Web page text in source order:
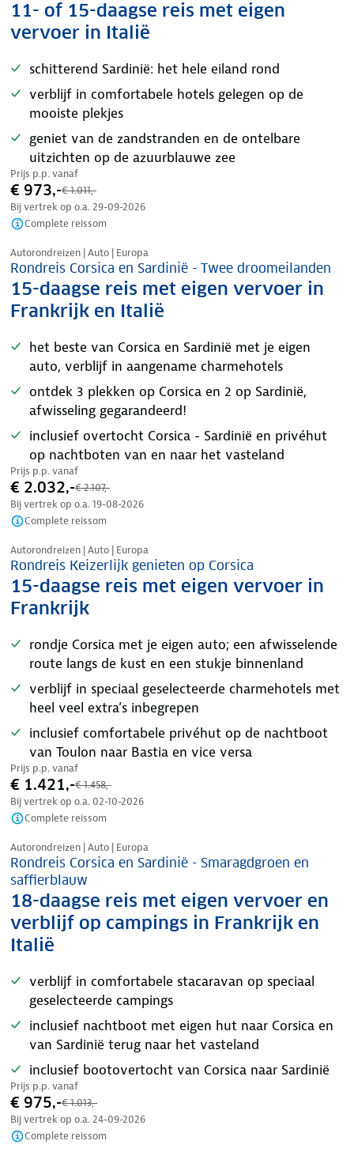
11- of 15-daagse reis met eigen
vervoer in Italië
schitterend Sardinië: het hele eiland rond
verblijf in comfortabele hotels gelegen op de
mooiste plekjes
geniet van de zandstranden en de ontelbare
uitzichten op de azuurblauwe zee
Prijs p.p. vanaf
€ 973,-€ 1.011,-
Bij vertrek op o.a. 29-09-2026
Complete reissom
Nazomer korting
Autorondreizen | Auto | Europa
Rondreis Corsica en Sardinië - Twee droomeilanden
15-daagse reis met eigen vervoer in
Frankrijk en Italië
het beste van Corsica en Sardinië met je eigen
auto, verblijf in aangename charmehotels
ontdek 3 plekken op Corsica en 2 op Sardinië,
afwisseling gegarandeerd!
inclusief overtocht Corsica - Sardinië en privéhut
op nachtboten van en naar het vasteland
Prijs p.p. vanaf
€ 2.032,-€ 2.107,-
Bij vertrek op o.a. 19-08-2026
Complete reissom
Nazomer korting
Autorondreizen | Auto | Europa
Rondreis Keizerlijk genieten op Corsica
15-daagse reis met eigen vervoer in
Frankrijk
rondje Corsica met je eigen auto; een afwisselende
route langs de kust en een stukje binnenland
verblijf in speciaal geselecteerde charmehotels met
heel veel extra’s inbegrepen
inclusief comfortabele privéhut op de nachtboot
van Toulon naar Bastia en vice versa
Prijs p.p. vanaf
€ 1.421,-€ 1.458,-
Bij vertrek op o.a. 02-10-2026
Complete reissom
Nazomer korting
Autorondreizen | Auto | Europa
Rondreis Corsica en Sardinië - Smaragdgroen en
saffierblauw
18-daagse reis met eigen vervoer en
verblijf op campings in Frankrijk en
Italië
verblijf in comfortabele stacaravan op speciaal
geselecteerde campings
inclusief nachtboot met eigen hut naar Corsica en
van Sardinië terug naar het vasteland
inclusief bootovertocht van Corsica naar Sardinië
Prijs p.p. vanaf
€ 975,-€ 1.013,-
Bij vertrek op o.a. 24-09-2026
Complete reissom
Nazomer korting